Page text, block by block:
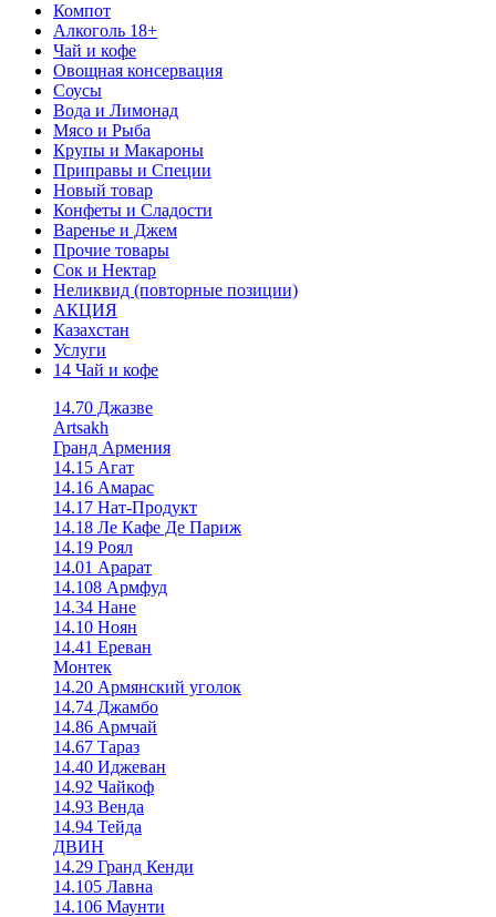
Компот
Алкоголь 18+
Чай и кофе
Овощная консервация
Соусы
Вода и Лимонад
Мясо и Рыба
Крупы и Макароны
Приправы и Специи
Новый товар
Конфеты и Сладости
Варенье и Джем
Прочие товары
Сок и Нектар
Неликвид (повторные позиции)
АКЦИЯ
Казахстан
Услуги
14 Чай и кофе
14.70 Джазве
Artsakh
Гранд Армения
14.15 Агат
14.16 Амарас
14.17 Нат-Продукт
14.18 Ле Кафе Де Париж
14.19 Роял
14.01 Арарат
14.108 Армфуд
14.34 Нане
14.10 Ноян
14.41 Ереван
Монтек
14.20 Армянский уголок
14.74 Джамбо
14.86 Армчай
14.67 Тараз
14.40 Иджеван
14.92 Чайкоф
14.93 Венда
14.94 Тейда
ДВИН
14.29 Гранд Кенди
14.105 Лавна
14.106 Маунти